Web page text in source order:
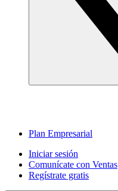
Plan Empresarial
Iniciar sesión
Comunícate con Ventas
Regístrate gratis